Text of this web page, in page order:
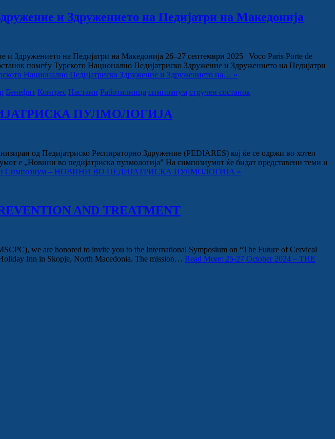
и Здружението на Педијатри на Македонија
на Педијатри на Македонија 26–27 септември 2025 | Voco Paris Porte de
помеѓу Турското Национално Педијатриско Здружение и Здружението на Педијатри
Национално Педијатриско Здружение и Здружението на… »
Бенефит Конгрес Настани Работилница симпозиум стручен состанок
ПУЛМОЛОГИЈА
од Педијатриско Респираторно Здружение (PEDIARES) кој ќе се одржи во хотел
е „Новини во педијатриска пулмологија” На симпозиумот ќе бидат представени теми и
Симпозиум – НОВИНИ ВО ПЕДИЈАТРИСКА ПУЛМОЛОГИЈА »
AND TREATMENT
we are honored to invite you to the International Symposium on “The Future of Cervical
Inn in Skopje, North Macedonia. The mission… Read More: 25-27 October 2024 – THE